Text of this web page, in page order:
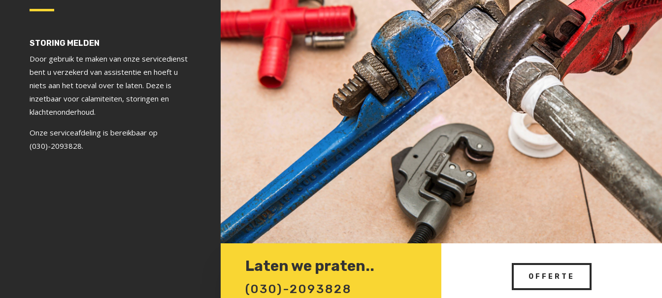
STORING MELDEN
Door gebruik te maken van onze servicedienst
bent u verzekerd van assistentie en hoeft u
niets aan het toeval over te laten. Deze is
inzetbaar voor calamiteiten, storingen en
klachtenonderhoud.
Onze serviceafdeling is bereikbaar op
(030)-2093828.
Laten we praten..
(030)-2093828
OFFERTE